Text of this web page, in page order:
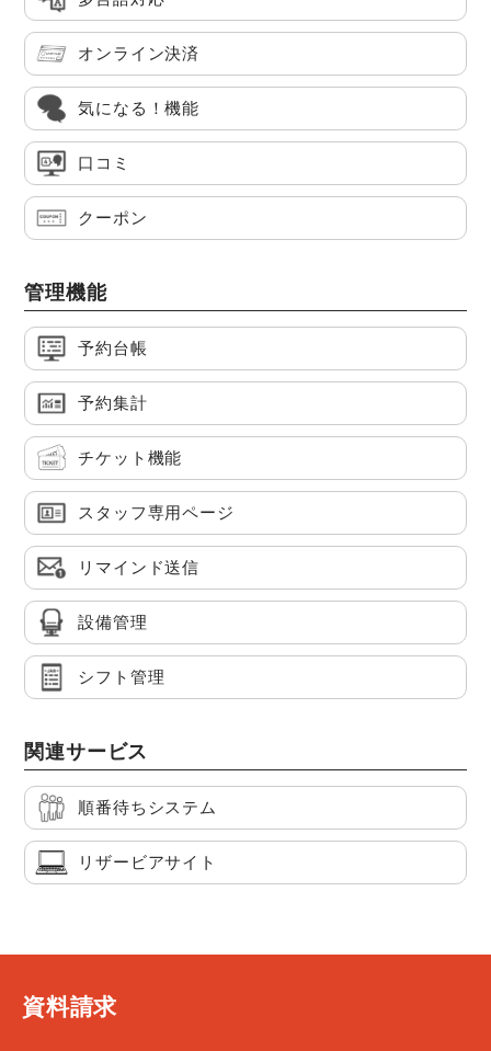
オンライン決済
気になる！機能
口コミ
クーポン
管理機能
予約台帳
予約集計
チケット機能
スタッフ専用ページ
リマインド送信
設備管理
シフト管理
関連サービス
順番待ちシステム
リザービアサイト
資料請求